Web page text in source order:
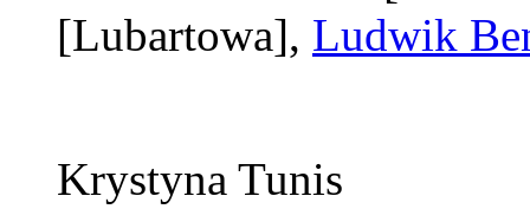
[Lubartowa], Ludwik
Krystyna Tunis